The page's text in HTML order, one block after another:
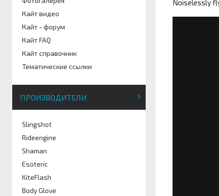
Кайт видео
Кайт - форум
Кайт FAQ
Кайт справочник
Тематические ссылки
ПРОИЗВОДИТЕЛИ
Slingshot
Rideengine
Shaman
Esoteric
KiteFlash
Body Glove
Noiselessly